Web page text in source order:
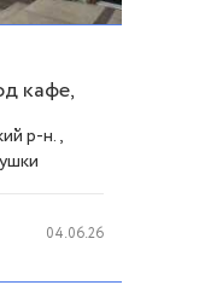
кафе,
р-н.,
04.06.26